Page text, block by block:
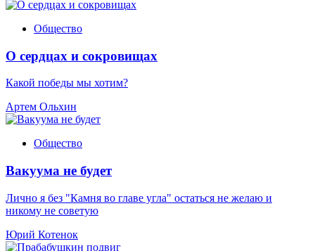
Общество
О сердцах и сокровищах
Какой победы мы хотим?
Артем Ольхин
Общество
Вакуума не будет
Лично я без "Камня во главе угла" остаться не желаю и
никому не советую
Юрий Котенок